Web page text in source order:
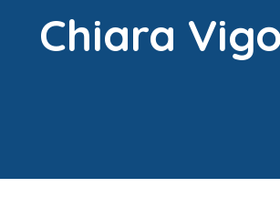
Chiara